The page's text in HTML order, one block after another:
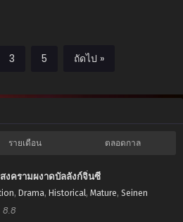
3 5 ถัดไป »
รายเดือน ตลอดกาล
Kingdom สงครามผงาดบัลลังก์จิ๋นซี
, Drama, Historical, Mature, Seinen
8.8